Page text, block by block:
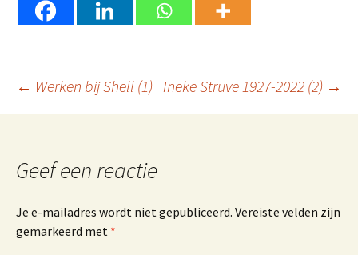
Berichtnavigatie
← Werken bij Shell (1) Ineke Struve 1927-2022 (2) →
Geef een reactie
Je e-mailadres wordt niet gepubliceerd. Vereiste velden zijn
gemarkeerd met *